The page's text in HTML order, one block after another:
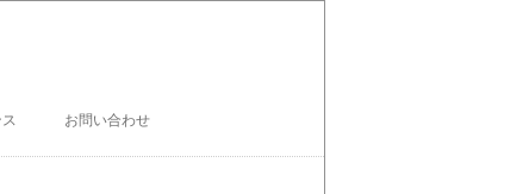
お問い合わせ